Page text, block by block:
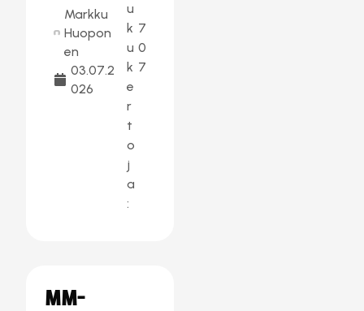
Markku
Huopon
en
03.07.2
026
u
k
u
k
e
r
t
o
j
a
:
7
0
7
MM-